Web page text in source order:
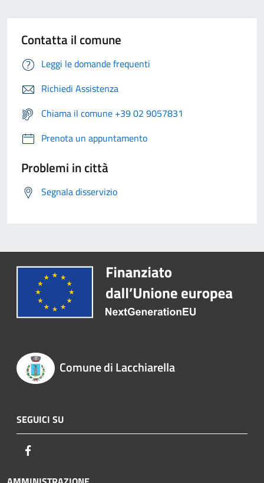
Contatta il comune
Leggi le domande frequenti
Richiedi Assistenza
Chiama il comune +39 02 9057831
Prenota un appuntamento
Problemi in città
Segnala disservizio
Comune di Lacchiarella
SEGUICI SU